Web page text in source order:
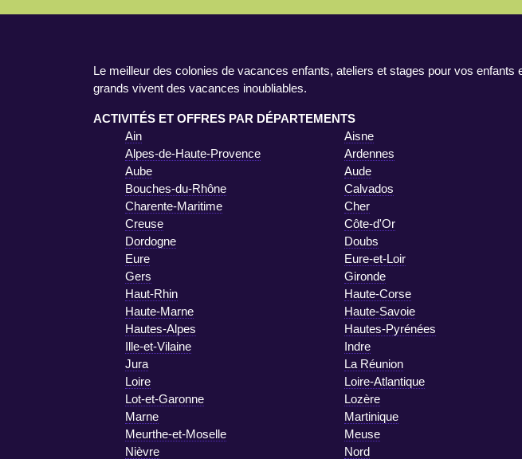
Le meilleur des colonies de vacances enfants, ateliers et stages pour vos
grands vivent des vacances inoubliables.
ACTIVITÉS ET OFFRES PAR DÉPARTEMENTS
Ain
Aisne
Alpes-de-Haute-Provence
Ardennes
Aube
Aude
Bouches-du-Rhône
Calvados
Charente-Maritime
Cher
Creuse
Côte-d'Or
Dordogne
Doubs
Eure
Eure-et-Loir
Gers
Gironde
Haut-Rhin
Haute-Corse
Haute-Marne
Haute-Savoie
Hautes-Alpes
Hautes-Pyrénées
Ille-et-Vilaine
Indre
Jura
La Réunion
Loire
Loire-Atlantique
Lot-et-Garonne
Lozère
Marne
Martinique
Meurthe-et-Moselle
Meuse
Nièvre
Nord